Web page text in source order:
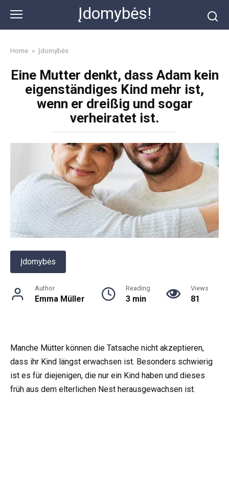
content
Įdomybės!
Home » Įdomybės
Eine Mutter denkt, dass Adam kein
eigenständiges Kind mehr ist,
wenn er dreißig und sogar
verheiratet ist.
Įdomybės
Author
Emma Müller
Reading
3 min
Views
81
Manche Mütter können die Tatsache nicht akzeptieren,
dass ihr Kind längst erwachsen ist. Besonders schwierig
ist es für diejenigen, die nur ein Kind haben und dieses
früh aus dem elterlichen Nest herausgewachsen ist.